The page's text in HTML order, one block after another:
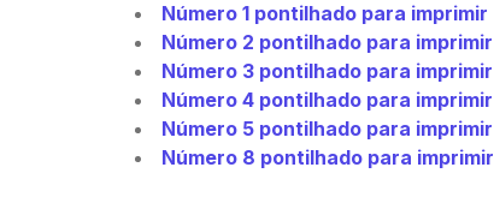
Número 1 pontilhado para imprimir
Número 2 pontilhado para imprimir
Número 3 pontilhado para imprimir
Número 4 pontilhado para imprimir
Número 5 pontilhado para imprimir
Número 8 pontilhado para imprimir